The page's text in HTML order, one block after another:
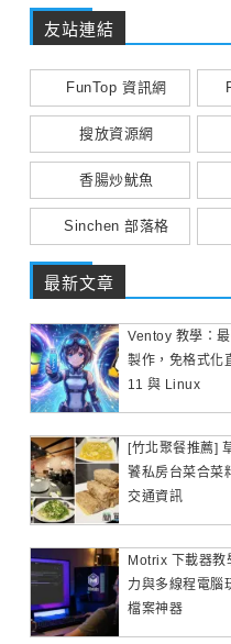
友站連結
FunTop 資訊網
搜放資源網
香腸炒魷魚
Sinchen 部落格
最新文章
Ventoy 教學：
製作，免格式化
11 與 Linux
[竹北聚餐推薦]
饕私房台菜合菜
交通資訊
Motrix 下載器教
力與多線程電腦
檔案神器